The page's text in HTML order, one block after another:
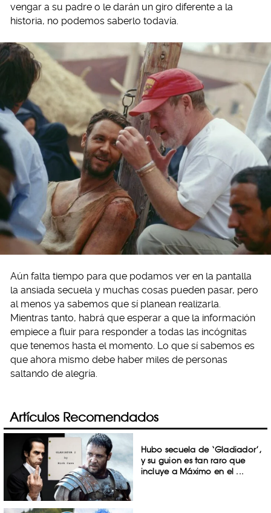
vengar a su padre o le darán un giro diferente a la
historia, no podemos saberlo todavía.
Aún falta tiempo para que podamos ver en la pantalla
la ansiada secuela y muchas cosas pueden pasar, pero
al menos ya sabemos que sí planean realizarla.
Mientras tanto, habrá que esperar a que la información
empiece a fluir para responder a todas las incógnitas
que tenemos hasta el momento. Lo que sí sabemos es
que ahora mismo debe haber miles de personas
saltando de alegría.
Artículos Recomendados
Hubo secuela de ‘Gladiador’,
y su guion es tan raro que
incluye a Máximo en el ...